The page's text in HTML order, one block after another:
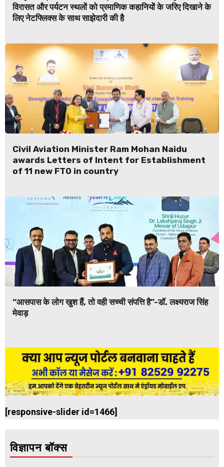
विरासत और पर्यटन स्थलों को प्रमाणिक कहानियों के जरिए दिखाने के
लिए नेटफ्लिक्स के साथ साझेदारी की है
Civil Aviation Minister Ram Mohan Naidu
awards Letters of Intent for Establishment
of 11 new FTO in country
“आसपास के लोग खुश हैं, तो वही सच्ची संपत्ति है”-डॉ. लक्ष्यराज सिंह
मेवाड़
[responsive-slider id=1466]
विज्ञापन बॉक्स